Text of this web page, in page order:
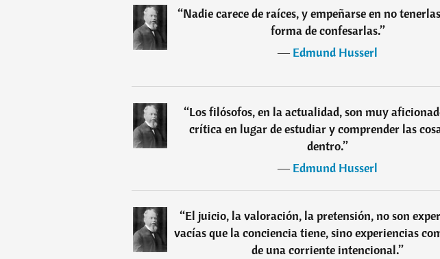
“Nadie carece de raíces, y empeñarse en no
forma de confesarlas.”
―Edmund Husserl
“Los filósofos, en la actualidad, son muy
crítica en lugar de estudiar y comprender las
dentro.”
―Edmund Husserl
“El juicio, la valoración, la pretensión, no son
vacías que la conciencia tiene, sino experiencias
de una corriente intencional.”